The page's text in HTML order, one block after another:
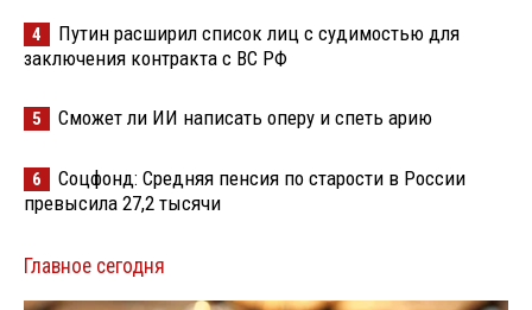
4
Путин расширил список лиц с судимостью для
заключения контракта с ВС РФ
5 Сможет ли ИИ написать оперу и спеть арию
6
Соцфонд: Средняя пенсия по старости в России
превысила 27,2 тысячи
Главное сегодня